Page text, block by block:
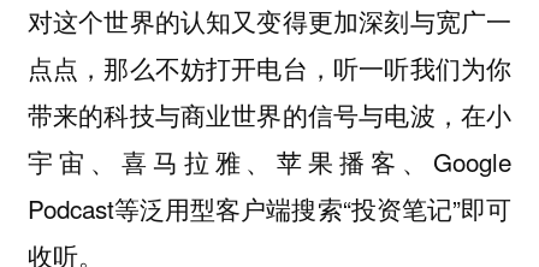
对这个世界的认知又变得更加深刻与宽广一
点点，那么不妨打开电台， 听一听我们为你
带来的科技与商业世界的信号与电波， 在小
宇宙、喜马拉雅、苹果播客、Google
Podcast等泛用型客户端搜索“投资笔记”即可
收听。